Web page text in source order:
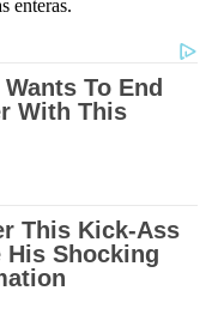
enteras.